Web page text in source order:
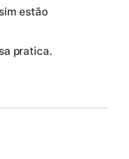
estão
pratica.